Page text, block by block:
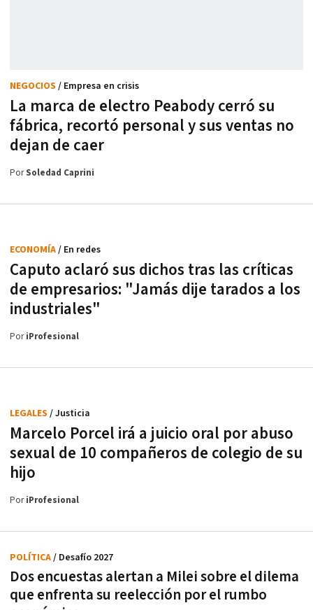
La marca de electro Peabody cerró su
fábrica, recortó personal y sus ventas no
dejan de caer
NEGOCIOS / Empresa en crisis
PorSoledad Caprini
Caputo aclaró sus dichos tras las críticas
de empresarios: "Jamás dije tarados a los
industriales"
ECONOMÍA/ En redes
PoriProfesional
Marcelo Porcel irá a juicio oral por abuso
sexual de 10 compañeros de colegio de su
hijo
LEGALES / Justicia
PoriProfesional
Dos encuestas alertan a Milei sobre el dilema
que enfrenta su reelección por el rumbo
POLÍTICA/ Desafío 2027